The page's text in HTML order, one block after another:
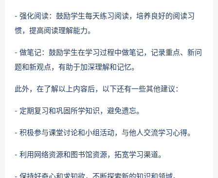
- 强化阅读：鼓励学生每天练习阅读，培养良好的阅读习
惯，提高阅读理解能力。
- 做笔记：鼓励学生在学习过程中做笔记，记录重点、新问
题和新观点，有助于加深理解和记忆。
此外，在了解以上内容后，以下还有一些其他建议：
- 定期复习和巩固所学知识，避免遗忘。
- 积极参与课堂讨论和小组活动，与他人交流学习心得。
- 利用网络资源和图书馆资源，拓宽学习渠道。